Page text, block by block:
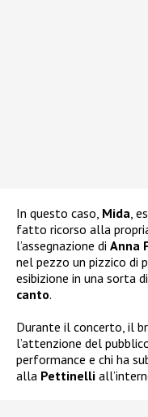
In questo caso, Mida ,
fatto ricorso alla
l’assegnazione di Anna
nel pezzo un pizzico di
esibizione in una sorta di
canto.
Durante il concerto, il
l’attenzione del
performance e chi ha
alla Pettinelli